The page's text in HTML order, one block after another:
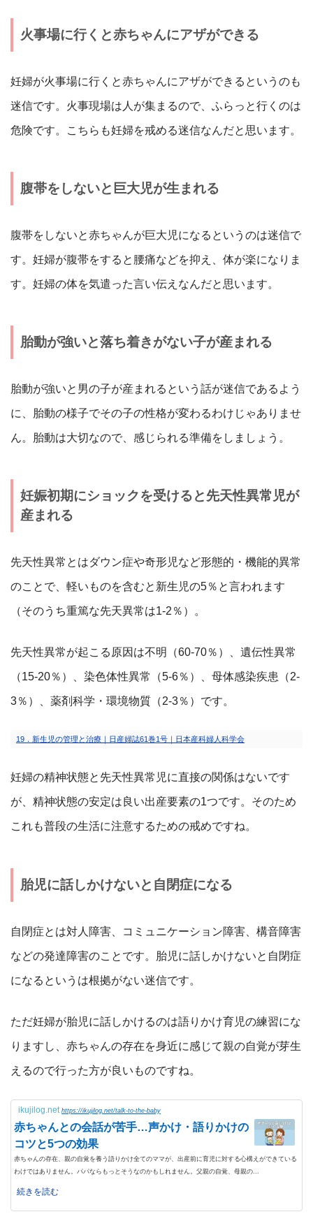
火事場に行くと赤ちゃんにアザができる
妊婦が火事場に行くと赤ちゃんにアザができるというのも
迷信です。火事現場は人が集まるので、ふらっと行くのは
危険です。こちらも妊婦を戒める迷信なんだと思います。
腹帯をしないと巨大児が生まれる
腹帯をしないと赤ちゃんが巨大児になるというのは迷信で
す。妊婦が腹帯をすると腰痛などを抑え、体が楽になりま
す。妊婦の体を気遣った言い伝えなんだと思います。
胎動が強いと落ち着きがない子が産まれる
胎動が強いと男の子が産まれるという話が迷信であるよう
に、胎動の様子でその子の性格が変わるわけじゃありませ
ん。胎動は大切なので、感じられる準備をしましょう。
妊娠初期にショックを受けると先天性異常児が
産まれる
先天性異常とはダウン症や奇形児など形態的・機能的異常
のことで、軽いものを含むと新生児の5％と言われます
（そのうち重篤な先天異常は1-2％）。
先天性異常が起こる原因は不明（60-70％）、遺伝性異常
（15-20％）、染色体性異常（5-6％）、母体感染疾患（2-
3％）、薬剤科学・環境物質（2-3％）です。
19．新生児の管理と治療｜日産婦誌61巻1号｜日本産科婦人科学会
妊婦の精神状態と先天性異常児に直接の関係はないです
が、精神状態の安定は良い出産要素の1つです。そのため
これも普段の生活に注意するための戒めですね。
胎児に話しかけないと自閉症になる
自閉症とは対人障害、コミュニケーション障害、構音障害
などの発達障害のことです。胎児に話しかけないと自閉症
になるというは根拠がない迷信です。
ただ妊婦が胎児に話しかけるのは語りかけ育児の練習にな
りますし、赤ちゃんの存在を身近に感じて親の自覚が芽生
えるので行った方が良いものですね。
ikujilog.net https://ikujilog.net/talk-to-the-baby
赤ちゃんとの会話が苦手…声かけ・語りかけの
コツと5つの効果
赤ちゃんの存在、親の自覚を養う語りかけ全てのママが、出産前に育児に対する心構えができている
わけではありません。パパならもっとそうなのかもしれません。父親の自覚、母親の...
続きを読む